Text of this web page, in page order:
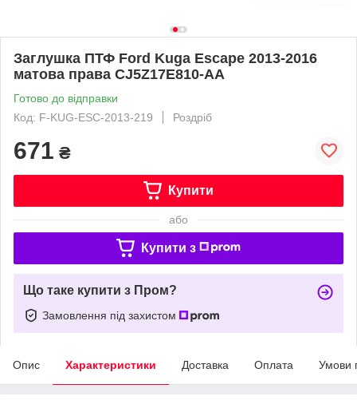
Заглушка ПТФ Ford Kuga Escape 2013-2016
матова права CJ5Z17E810-AA
Готово до відправки
Код: F-KUG-ESC-2013-219
Роздріб
671 ₴
Купити
або
Купити з
Що таке купити з Пром?
Замовлення під захистом
Опис Характеристики Доставка Оплата Умови